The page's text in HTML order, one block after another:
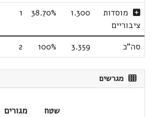
מוסדות
ציבוריים
1.300
38.70%
1
סה"כ 3.359
100%
2
מגרשים
שטח
מגורים